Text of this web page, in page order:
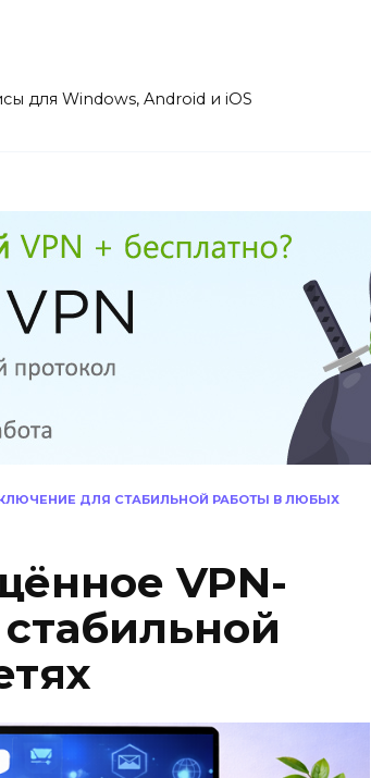
для Windows, Android и iOS
ДЛЯ СТАБИЛЬНОЙ РАБОТЫ В ЛЮБЫХ
VPN-